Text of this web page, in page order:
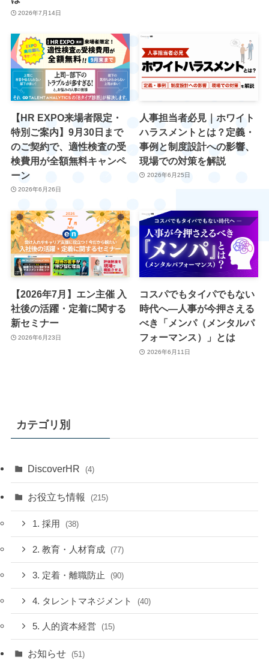
2026年7月14日
【HR EXPO来場者限定・
特別ご案内】9月30日まで
のご契約で、適性検査の受
検費用が全額無料キャンペ
ーン
2026年6月26日
人事担当者必見｜ホワイト
ハラスメントとは？定義・
事例と制度設計への影響、
現場での対策を解説
2026年6月25日
【2026年7月】エン主催 入
社後の活躍・定着に関する
新セミナー
2026年6月23日
コスパでもタイパでもない
時代へ—人事が今押さえる
べき「メンパ（メンタルパ
フォーマンス）」とは
2026年6月11日
カテゴリ別
DiscoverHR (4)
お役立ち情報 (215)
1. 採用 (38)
2. 教育・人材育成 (77)
3. 定着・離職防止 (90)
4. タレントマネジメント (40)
5. 人的資本経営 (15)
お知らせ (51)